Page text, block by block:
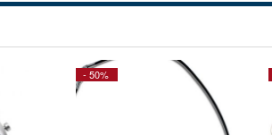
- 50%